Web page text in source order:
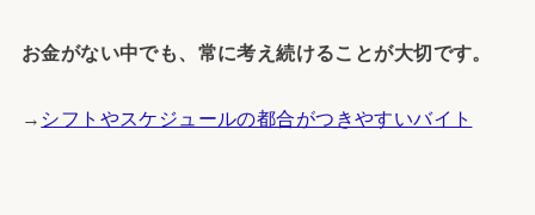
お金がない中でも、常に考え続けることが大切です。
→ シフトやスケジュールの都合がつきやすいバイト